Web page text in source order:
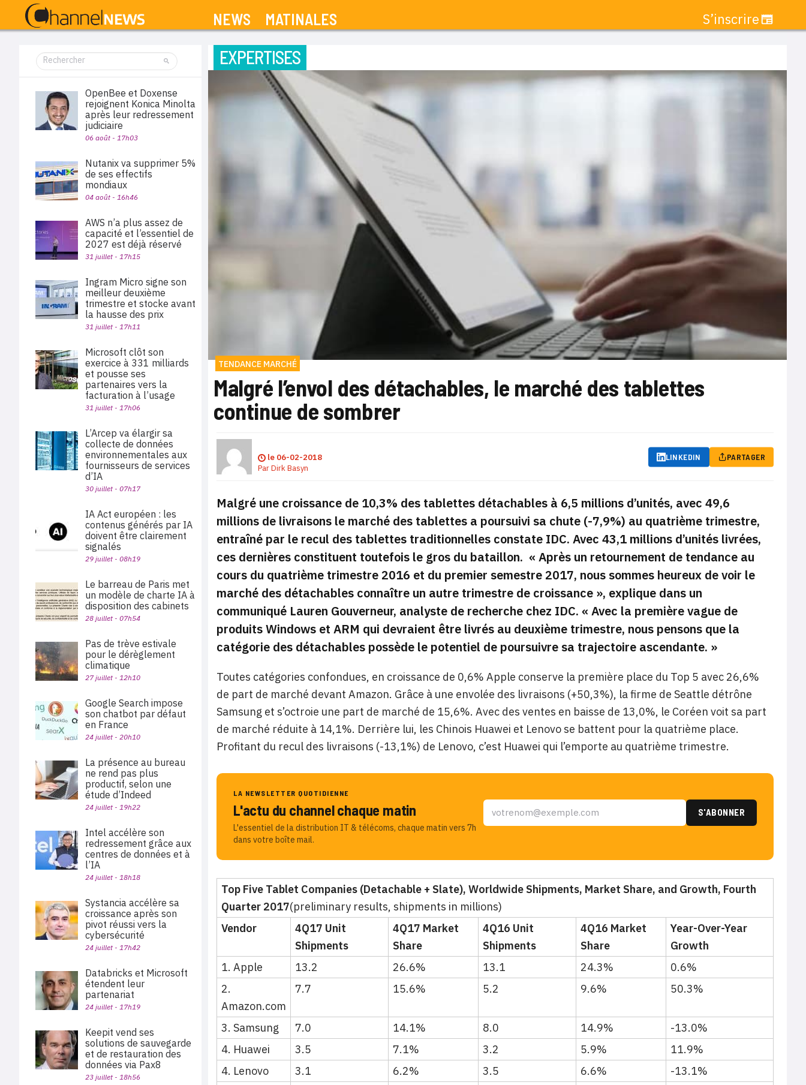
NEWS MATINALES S’inscrire
EXPERTISES
TENDANCE MARCHÉ
Malgré l’envol des détachables, le marché des tablettes
continue de sombrer
le 06-02-2018
ParDirk Basyn
LINKEDIN PARTAGER
Malgré une croissance de 10,3% des tablettes détachables à 6,5 millions d’unités, avec 49,6
millions de livraisons le marché des tablettes a poursuivi sa chute (-7,9%) au quatrième trimestre,
entraîné par le recul des tablettes traditionnelles constate IDC. Avec 43,1 millions d’unités livrées,
ces dernières constituent toutefois le gros du bataillon. « Après un retournement de tendance au
cours du quatrième trimestre 2016 et du premier semestre 2017, nous sommes heureux de voir le
marché des détachables connaître un autre trimestre de croissance », explique dans un
communiqué Lauren Gouverneur, analyste de recherche chez IDC. « Avec la première vague de
produits Windows et ARM qui devraient être livrés au deuxième trimestre, nous pensons que la
catégorie des détachables possède le potentiel de poursuivre sa trajectoire ascendante. »
Toutes catégories confondues, en croissance de 0,6% Apple conserve la première place du Top 5 avec 26,6%
de part de marché devant Amazon. Grâce à une envolée des livraisons (+50,3%), la firme de Seattle détrône
Samsung et s’octroie une part de marché de 15,6%. Avec des ventes en baisse de 13,0%, le Coréen voit sa part
de marché réduite à 14,1%. Derrière lui, les Chinois Huawei et Lenovo se battent pour la quatrième place.
Profitant du recul des livraisons (-13,1%) de Lenovo, c’est Huawei qui l’emporte au quatrième trimestre.
LA NEWSLETTER QUOTIDIENNE
L'actu du channel chaque matin
L'essentiel de la distribution IT & télécoms, chaque matin vers 7h
dans votre boîte mail.
Top Five Tablet Companies (Detachable + Slate), Worldwide Shipments, Market Share, and Growth, Fourth
Quarter 2017(preliminary results, shipments in millions)
Vendor
4Q17 Unit
Shipments
4Q17 Market
Share
4Q16 Unit
Shipments
4Q16 Market
Share
Year-Over-Year
Growth
1. Apple
13.2 26.6% 13.1 24.3%
0.6%
2.
Amazon.com
7.7 15.6% 5.2 9.6% 50.3%
3. Samsung 7.0 14.1% 8.0 14.9%
-13.0%
4. Huawei
3.5 7.1% 3.2 5.9%
11.9%
4. Lenovo
3.1 6.2% 3.5 6.6%
-13.1%
OpenBee et Doxense
rejoignent Konica Minolta
après leur redressement
judiciaire
06 août - 17h03
Nutanix va supprimer 5%
de ses effectifs
mondiaux
04 août - 16h46
AWS n’a plus assez de
capacité et l’essentiel de
2027 est déjà réservé
31 juillet - 17h15
Ingram Micro signe son
meilleur deuxième
trimestre et stocke avant
la hausse des prix
31 juillet - 17h11
Microsoft clôt son
exercice à 331 milliards
et pousse ses
partenaires vers la
facturation à l’usage
31 juillet - 17h06
L’Arcep va élargir sa
collecte de données
environnementales aux
fournisseurs de services
d’IA
30 juillet - 07h17
IA Act européen : les
contenus générés par IA
doivent être clairement
signalés
29 juillet - 08h19
Le barreau de Paris met
un modèle de charte IA à
disposition des cabinets
28 juillet - 07h54
Pas de trève estivale
pour le dérèglement
climatique
27 juillet - 12h10
Google Search impose
son chatbot par défaut
en France
24 juillet - 20h10
La présence au bureau
ne rend pas plus
productif, selon une
étude d’Indeed
24 juillet - 19h22
Intel accélère son
redressement grâce aux
centres de données et à
l’IA
24 juillet - 18h18
Systancia accélère sa
croissance après son
pivot réussi vers la
cybersécurité
24 juillet - 17h42
Databricks et Microsoft
étendent leur
partenariat
24 juillet - 17h19
Keepit vend ses
solutions de sauvegarde
et de restauration des
données via Pax8
23 juillet - 18h56